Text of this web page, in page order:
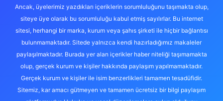
Ancak, üyelerimiz yazdıkları içeriklerin sorumluluğunu taşımakta olup,
siteye üye olarak bu sorumluluğu kabul etmiş sayılırlar. Bu internet
sitesi, herhangi bir marka, kurum veya şahıs şirketi ile hiçbir bağlantısı
bulunmamaktadır. Sitede yalnızca kendi hazırladığımız makaleler
paylaşılmaktadır. Burada yer alan içerikler haber niteliği taşımamakta
olup, gerçek kurum ve kişiler hakkında paylaşım yapılmamaktadır.
Gerçek kurum ve kişiler ile isim benzerlikleri tamamen tesadüfidir.
Sitemiz, kar amacı gütmeyen ve tamamen ücretsiz bir bilgi paylaşım